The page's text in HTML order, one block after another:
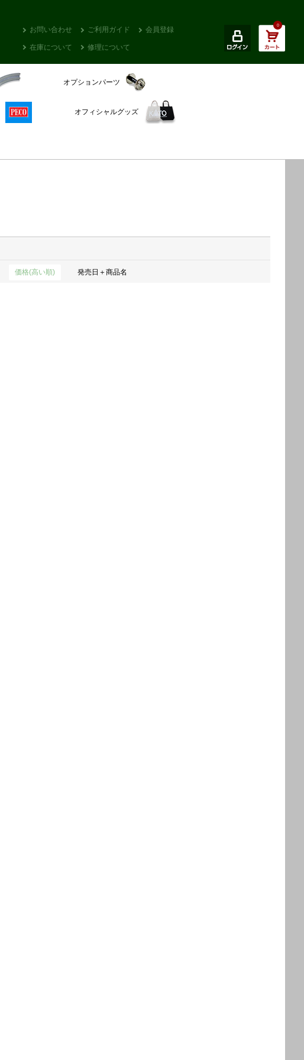
お問い合わせ ご利用ガイド 会員登録
在庫について 修理について
0
オプションパーツ
オフィシャルグッズ
価格(高い順) 発売日＋商品名